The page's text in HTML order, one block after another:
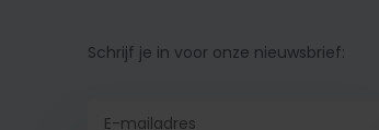
Schrijf je in voor onze nieuwsbrief: